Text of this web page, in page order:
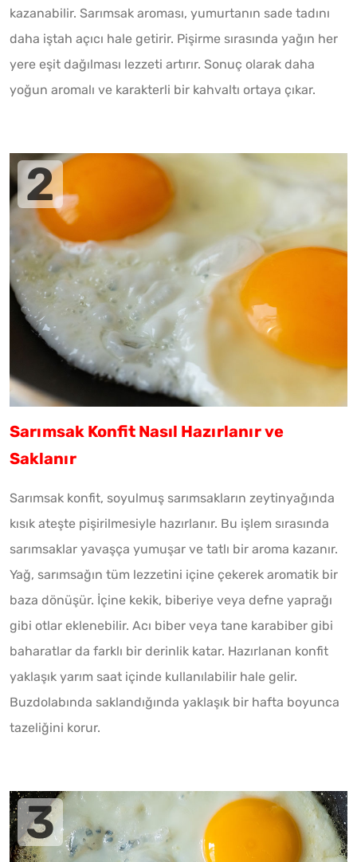
kazanabilir. Sarımsak aroması, yumurtanın sade tadını
daha iştah açıcı hale getirir. Pişirme sırasında yağın her
yere eşit dağılması lezzeti artırır. Sonuç olarak daha
yoğun aromalı ve karakterli bir kahvaltı ortaya çıkar.
Sarımsak Konfit Nasıl Hazırlanır ve
Saklanır
Sarımsak konfit, soyulmuş sarımsakların zeytinyağında
kısık ateşte pişirilmesiyle hazırlanır. Bu işlem sırasında
sarımsaklar yavaşça yumuşar ve tatlı bir aroma kazanır.
Yağ, sarımsağın tüm lezzetini içine çekerek aromatik bir
baza dönüşür. İçine kekik, biberiye veya defne yaprağı
gibi otlar eklenebilir. Acı biber veya tane karabiber gibi
baharatlar da farklı bir derinlik katar. Hazırlanan konfit
yaklaşık yarım saat içinde kullanılabilir hale gelir.
Buzdolabında saklandığında yaklaşık bir hafta boyunca
tazeliğini korur.